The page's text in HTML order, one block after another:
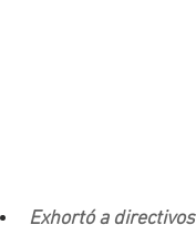
Exhortó a